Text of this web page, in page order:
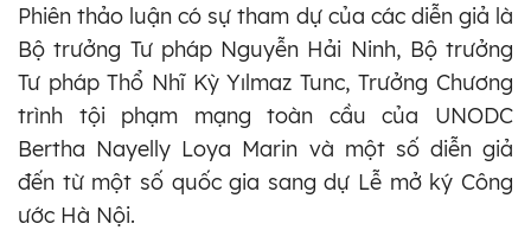
Phiên thảo luận có sự tham dự của các diễn giả là
Bộ trưởng Tư pháp Nguyễn Hải Ninh, Bộ trưởng
Tư pháp Thổ Nhĩ Kỳ Yılmaz Tunc, Trưởng Chương
trình tội phạm mạng toàn cầu của UNODC
Bertha Nayelly Loya Marin và một số diễn giả
đến từ một số quốc gia sang dự Lễ mở ký Công
ước Hà Nội.